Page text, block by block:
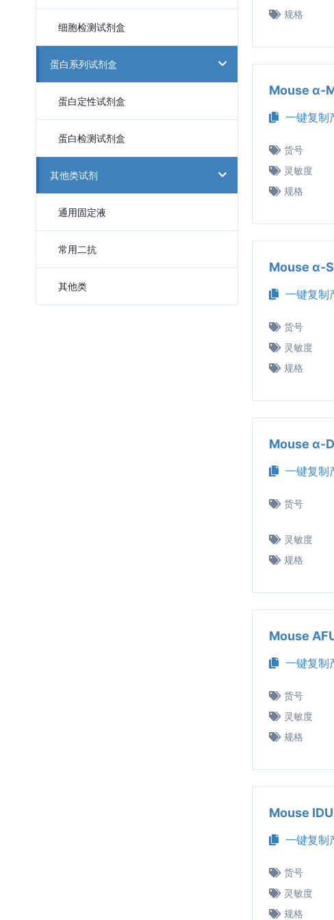
规格
Mouse α-
一键复制
货号
灵敏度
规格
Mouse α-
一键复制
货号
灵敏度
规格
Mouse α-
一键复制
货号
灵敏度
规格
Mouse
一键复制
货号
灵敏度
规格
Mouse
一键复制
货号
灵敏度
规格
细胞检测试剂盒
蛋白系列试剂盒
蛋白定性试剂盒
蛋白检测试剂盒
其他类试剂
通用固定液
常用二抗
其他类